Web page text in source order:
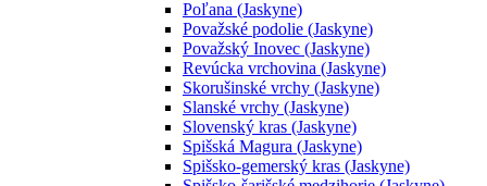
Poľana (Jaskyne)
Považské podolie (Jaskyne)
Považský Inovec (Jaskyne)
Revúcka vrchovina (Jaskyne)
Skorušinské vrchy (Jaskyne)
Slanské vrchy (Jaskyne)
Slovenský kras (Jaskyne)
Spišská Magura (Jaskyne)
Spišsko-gemerský kras (Jaskyne)